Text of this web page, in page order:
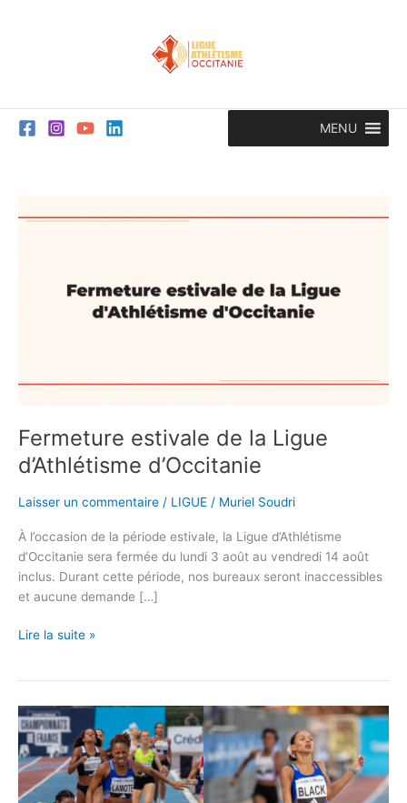
MENU
Fermeture estivale de la Ligue
d’Athlétisme d’Occitanie
Laisser un commentaire / LIGUE / Muriel Soudri
À l’occasion de la période estivale, la Ligue d’Athlétisme
d’Occitanie sera fermée du lundi 3 août au vendredi 14 août
inclus. Durant cette période, nos bureaux seront inaccessibles
et aucune demande […]
estivale
Lire la suite »
Championnats
de
France
Élite
: